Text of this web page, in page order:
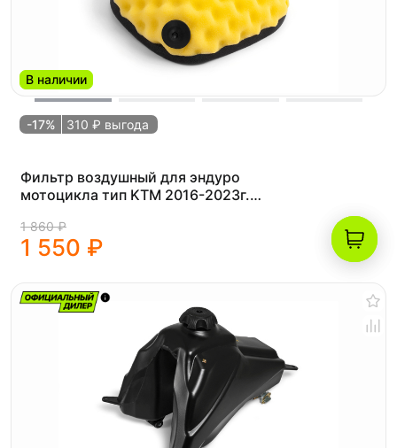
В наличии
-17% 310 ₽ выгода
Фильтр воздушный для эндуро
мотоцикла тип KTM 2016-2023г.
1 860 ₽
1 550 ₽